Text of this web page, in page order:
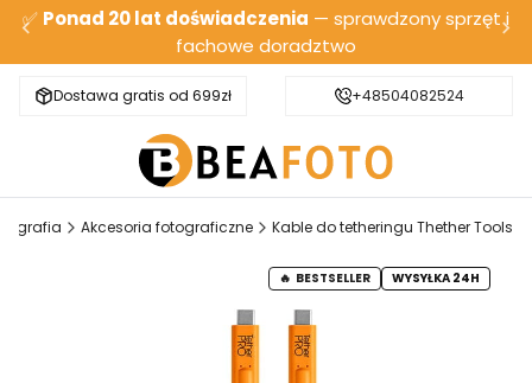
✅ Ponad 20 lat doświadczenia — sprawdzony sprzęt i
fachowe doradztwo
Dostawa gratis od 699zł Bezpieczna wysyłka
+48504082524
Akcesoria fotograficzne Kable do tetheringu Thether Tools
BESTSELLER WYSYŁKA 24H